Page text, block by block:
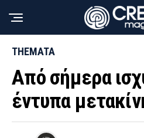
THEMATA
Από σήμερα
έντυπα